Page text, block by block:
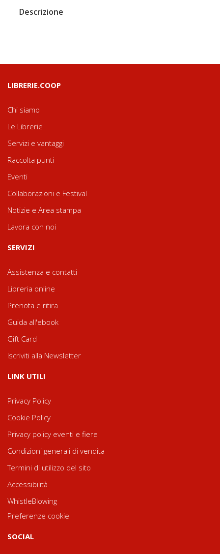
Descrizione
LIBRERIE.COOP
Chi siamo
Le Librerie
Servizi e vantaggi
Raccolta punti
Eventi
Collaborazioni e Festival
Notizie e Area stampa
Lavora con noi
SERVIZI
Assistenza e contatti
Libreria online
Prenota e ritira
Guida all'ebook
Gift Card
Iscriviti alla Newsletter
LINK UTILI
Privacy Policy
Cookie Policy
Privacy policy eventi e fiere
Condizioni generali di vendita
Termini di utilizzo del sito
Accessibilità
WhistleBlowing
Preferenze cookie
SOCIAL